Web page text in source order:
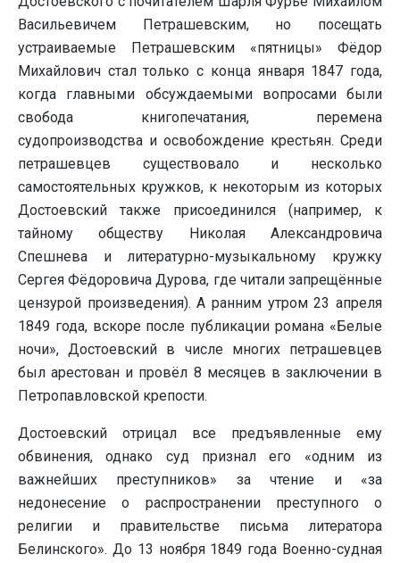
Васильевичем Петрашевским, но посещать
устраиваемые Петрашевским «пятницы» Фёдор
Михайлович стал только с конца января 1847 года,
когда главными обсуждаемыми вопросами были
свобода книгопечатания, перемена
судопроизводства и освобождение крестьян. Среди
петрашевцев существовало и несколько
самостоятельных кружков, к некоторым из которых
Достоевский также присоединился (например, к
тайному обществу Николая Александровича
Спешнева и литературно-музыкальному кружку
Сергея Фёдоровича Дурова, где читали запрещённые
цензурой произведения). А ранним утром 23 апреля
1849 года, вскоре после публикации романа «Белые
ночи», Достоевский в числе многих петрашевцев
был арестован и провёл 8 месяцев в заключении в
Петропавловской крепости.
Достоевский отрицал все предъявленные ему
обвинения, однако суд признал его «одним из
важнейших преступников» за чтение и «за
недонесение о распространении преступного о
религии и правительстве письма литератора
Белинского». До 13 ноября 1849 года Военно-судная